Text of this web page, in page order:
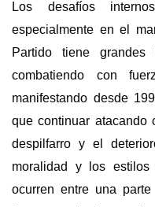
Los desafíos
especialmente en el
Partido tiene
combatiendo con
manifestando desde
que continuar atacando
despilfarro y el
moralidad y los
ocurren entre una